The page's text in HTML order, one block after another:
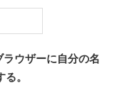
ウザーに自分の名
。